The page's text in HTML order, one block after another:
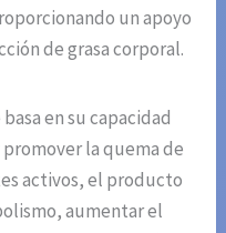
un apoyo
de grasa corporal.
en su capacidad
la quema de
activos, el producto
aumentar el